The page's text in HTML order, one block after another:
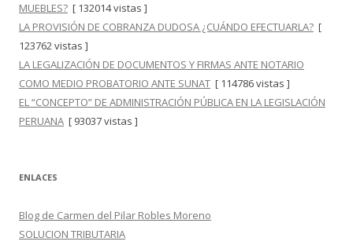
MUEBLES? [ 132014 vistas ]
LA PROVISIÓN DE COBRANZA DUDOSA ¿CUÁNDO EFECTUARLA? [
123762 vistas ]
LA LEGALIZACIÓN DE DOCUMENTOS Y FIRMAS ANTE NOTARIO
COMO MEDIO PROBATORIO ANTE SUNAT [ 114786 vistas ]
EL “CONCEPTO” DE ADMINISTRACIÓN PÚBLICA EN LA LEGISLACIÓN
PERUANA [ 93037 vistas ]
ENLACES
Blog de Carmen del Pilar Robles Moreno
SOLUCION TRIBUTARIA